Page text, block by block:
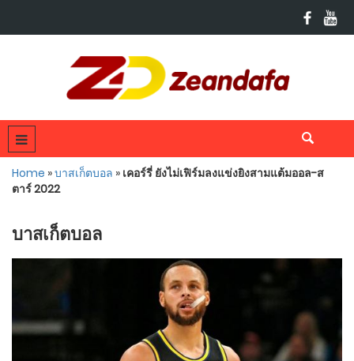
Home »บาสเก็ตบอล » เคอร์รี่ ยังไม่เฟิร์มลงแข่งยิงสามแต้มออล-ส
ตาร์ 2022
บาสเก็ตบอล